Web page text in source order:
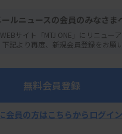
ルニュースの会員のみなさま
サイト「MTJ ONE」にリニュー
記より再度、新規会員登録をお願い
無料会員登録
会員の方はこちらからログイン